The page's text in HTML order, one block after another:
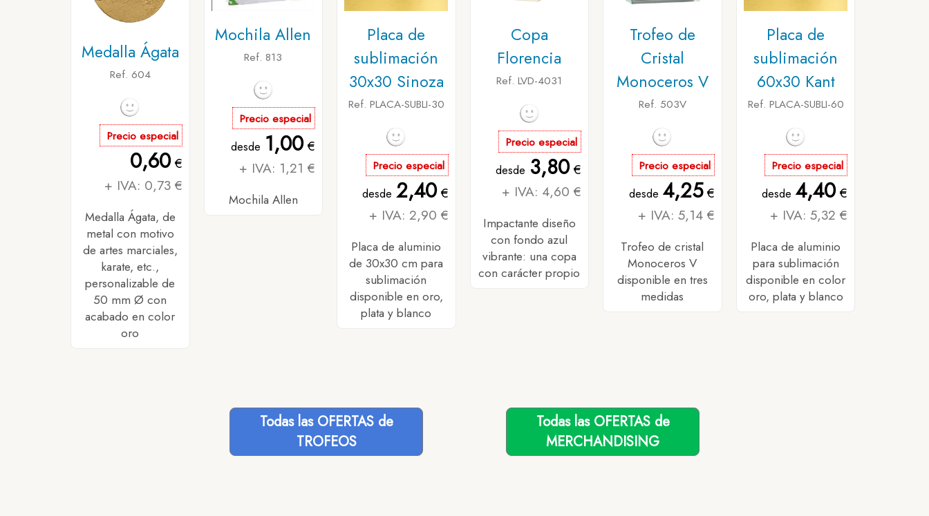
Medalla Ágata
Ref. 604
Precio especial
0,60€
+ IVA: 0,73 €
Medalla Ágata, de
metal con motivo
de artes marciales,
karate, etc.,
personalizable de
50 mm Ø con
acabado en color
oro
Mochila Allen
Ref. 813
Precio especial
desde 1,00€
+ IVA: 1,21 €
Mochila Allen
Placa de
sublimación
30x30 Sinoza
Ref. PLACA-SUBLI-30
Precio especial
desde 2,40€
+ IVA: 2,90 €
Placa de aluminio
de 30x30 cm para
sublimación
disponible en oro,
plata y blanco
Copa
Florencia
Ref. LVD-4031
Precio especial
desde 3,80€
+ IVA: 4,60 €
Impactante diseño
con fondo azul
vibrante: una copa
con carácter propio
Trofeo de
Cristal
Monoceros V
Ref. 503V
Precio especial
desde 4,25€
+ IVA: 5,14 €
Trofeo de cristal
Monoceros V
disponible en tres
medidas
Placa de
sublimación
60x30 Kant
Ref. PLACA-SUBLI-60
Precio especial
desde 4,40€
+ IVA: 5,32 €
Placa de aluminio
para sublimación
disponible en color
oro, plata y blanco
Todas las OFERTAS de
TROFEOS
Todas las OFERTAS de
MERCHANDISING